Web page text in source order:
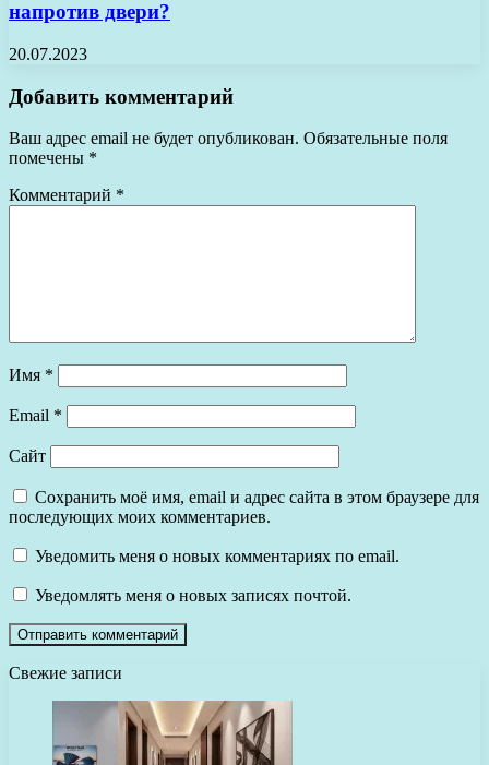
напротив двери?
20.07.2023
Добавить комментарий
Ваш адрес email не будет опубликован. Обязательные поля
помечены *
Комментарий *
Имя *
Email *
Сайт
Сохранить моё имя, email и адрес сайта в этом браузере для
последующих моих комментариев.
Уведомить меня о новых комментариях по email.
Уведомлять меня о новых записях почтой.
Свежие записи